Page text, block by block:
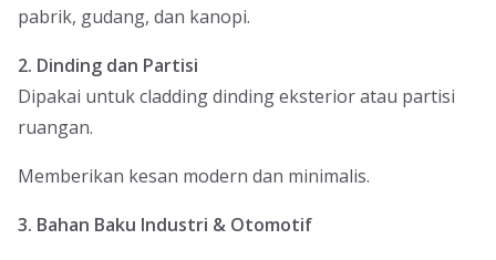
pabrik, gudang, dan kanopi.
2. Dinding dan Partisi
Dipakai untuk cladding dinding eksterior atau partisi
ruangan.
Memberikan kesan modern dan minimalis.
3. Bahan Baku Industri & Otomotif